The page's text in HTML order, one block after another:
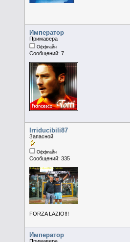
Император
Примавера
Оффлайн
Сообщений: 7
Irriducibili87
Запасной
Оффлайн
Сообщений: 335
FORZA LAZIO!!!
Император